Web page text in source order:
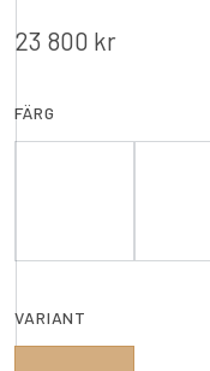
23 800 kr
FÄRG
VARIANT